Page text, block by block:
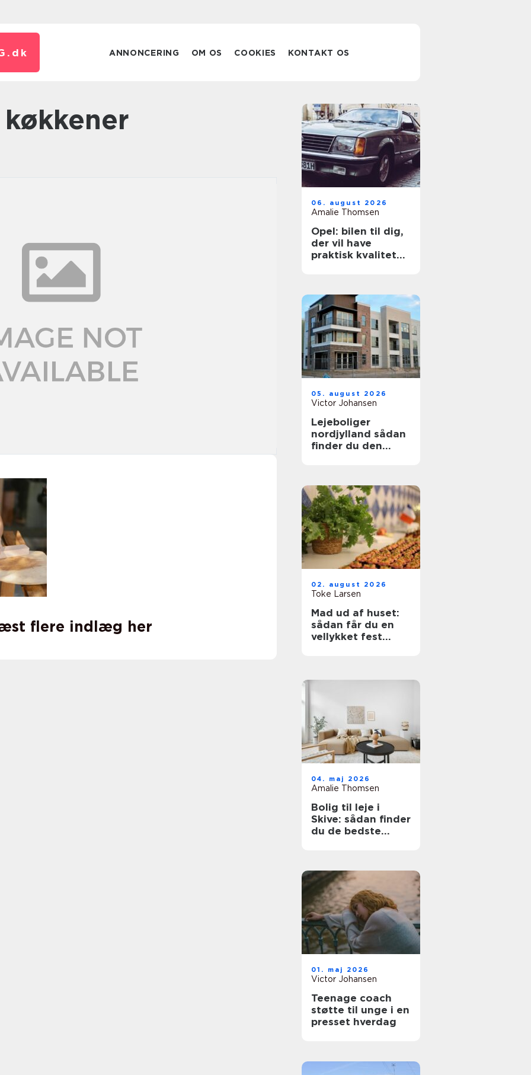
dk ANNONCERING OM OS COOKIES KONTAKT OS
flere indlæg her
06. august 2026
Amalie Thomsen
Opel: bilen til dig,
der vil have
praktisk kvalitet
05. august 2026
Victor Johansen
Lejeboliger
nordjylland sådan
finder du den
02. august 2026
Toke Larsen
Mad ud af huset:
sådan får du en
vellykket fest
04. maj 2026
Amalie Thomsen
Bolig til leje i
Skive: sådan finder
du de bedste
01. maj 2026
Victor Johansen
Teenage coach
støtte til unge i en
presset hverdag